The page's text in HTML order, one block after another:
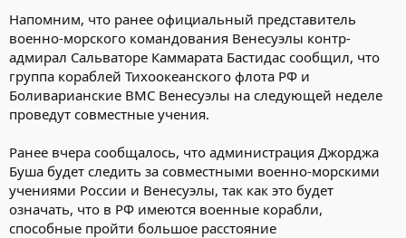
Напомним, что ранее официальный представитель
военно-морского командования Венесуэлы контр-
адмирал Сальваторе Каммарата Бастидас сообщил, что
группа кораблей Тихоокеанского флота РФ и
Боливарианские ВМС Венесуэлы на следующей неделе
проведут совместные учения.
Ранее вчера сообщалось, что администрация Джорджа
Буша будет следить за совместными военно-морскими
учениями России и Венесуэлы, так как это будет
означать, что в РФ имеются военные корабли,
способные пройти большое расстояние